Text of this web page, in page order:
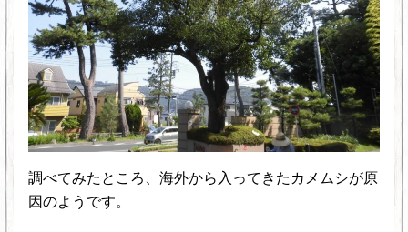
調べてみたところ、海外から入ってきたカメムシが原
因のようです。